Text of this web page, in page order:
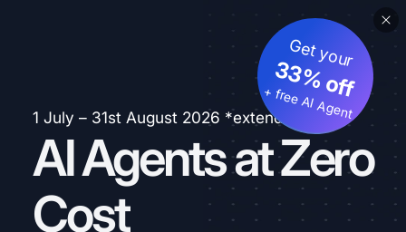
1 July – 31st August 2026 *extended
AI Agents at Zero
Cost
Get your
33% off
+ free AI Agent